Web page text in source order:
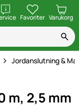
öppnaFavoriter Varukorg
Jordanslutning &
m, 2,5 mm